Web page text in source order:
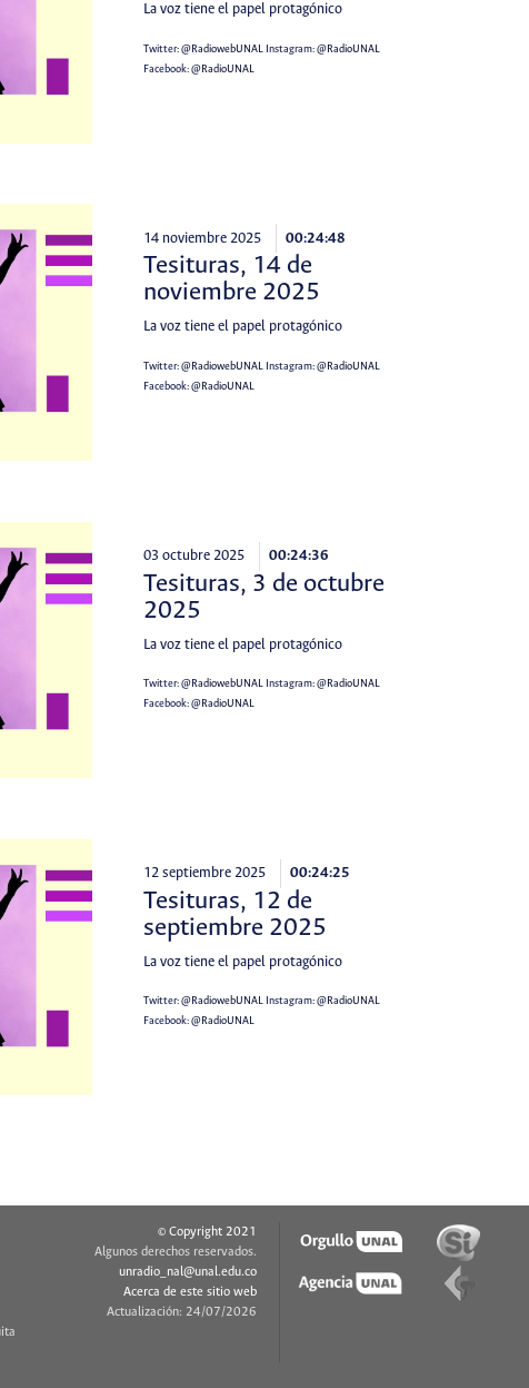
La voz tiene el papel protagónico
Twitter:@RadiowebUNALInstagram:@RadioUNAL
Facebook:@RadioUNAL
14 noviembre 2025 00:24:48
Tesituras, 14 de
noviembre 2025
La voz tiene el papel protagónico
Twitter:@RadiowebUNALInstagram:@RadioUNAL
Facebook:@RadioUNAL
03 octubre 2025 00:24:36
Tesituras, 3 de octubre
2025
La voz tiene el papel protagónico
Twitter:@RadiowebUNALInstagram:@RadioUNAL
Facebook:@RadioUNAL
12 septiembre 2025 00:24:25
Tesituras, 12 de
septiembre 2025
La voz tiene el papel protagónico
Twitter:@RadiowebUNALInstagram:@RadioUNAL
Facebook:@RadioUNAL
© Copyright 2021
Algunos derechos reservados.
unradio_nal@unal.edu.co
Acerca de este sitio web
Actualización: 24/07/2026